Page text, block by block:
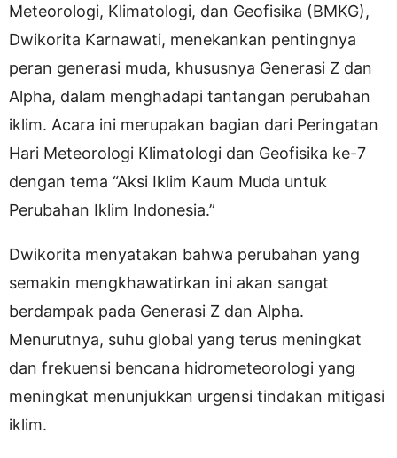
Meteorologi, Klimatologi, dan Geofisika (BMKG),
Dwikorita Karnawati, menekankan pentingnya
peran generasi muda, khususnya Generasi Z dan
Alpha, dalam menghadapi tantangan perubahan
iklim. Acara ini merupakan bagian dari Peringatan
Hari Meteorologi Klimatologi dan Geofisika ke-7
dengan tema “Aksi Iklim Kaum Muda untuk
Perubahan Iklim Indonesia.”
Dwikorita menyatakan bahwa perubahan yang
semakin mengkhawatirkan ini akan sangat
berdampak pada Generasi Z dan Alpha.
Menurutnya, suhu global yang terus meningkat
dan frekuensi bencana hidrometeorologi yang
meningkat menunjukkan urgensi tindakan mitigasi
iklim.